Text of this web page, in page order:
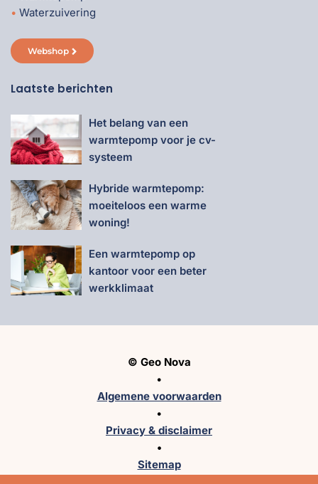
Waterzuivering
Webshop
Laatste berichten
Het belang van een
warmtepomp voor je cv-
systeem
Hybride warmtepomp:
moeiteloos een warme
woning!
Een warmtepomp op
kantoor voor een beter
werkklimaat
© Geo Nova
•
Algemene voorwaarden
•
Privacy & disclaimer
•
Sitemap